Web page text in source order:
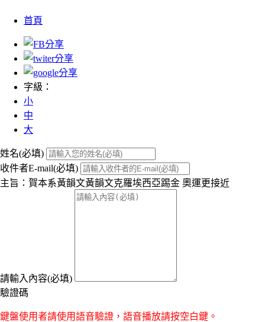
首頁
字級：
小
中
大
姓名(必填)
收件者E-mail(必填)
主旨：賀本系黃韻文黃韻文克羅埃西亞踢金 奧運更接近
請輸入內容(必填)
驗證碼
鍵盤使用者請使用語音驗證，語音播放請按空白鍵。